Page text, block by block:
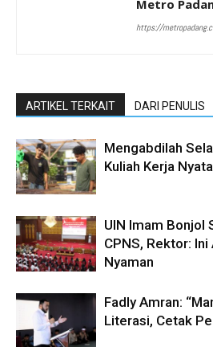
Metro
https://
ARTIKEL TERKAIT DARI PENULIS
Mengabdilah
Kuliah Kerja
UIN Imam Bonjol
CPNS, Rektor:
Nyaman
Fadly Amran:
Literasi, Cetak